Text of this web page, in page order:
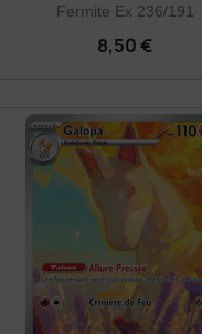
Fermite Ex 236/191
8,50 €